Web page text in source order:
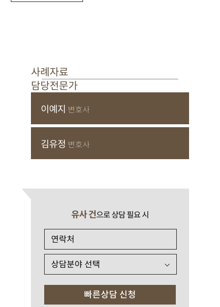
사례자료
담당전문가
이예지 변호사
김유정 변호사
유사 건으로 상담 필요 시